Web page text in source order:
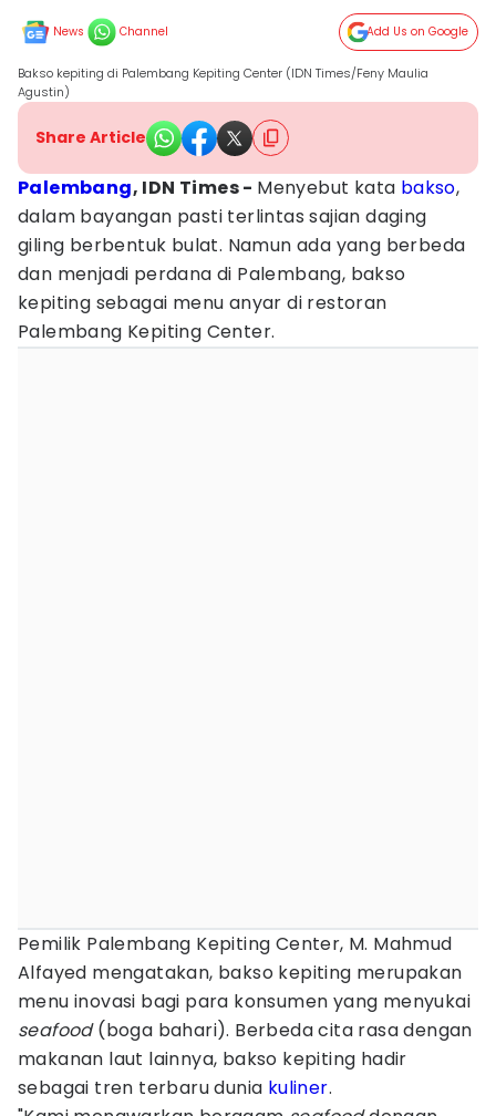
News Channel Add Us on Google
Bakso kepiting di Palembang Kepiting Center (IDN Times/Feny Maulia
Agustin)
Share Article
Palembang, IDN Times - Menyebut kata bakso,
dalam bayangan pasti terlintas sajian daging
giling berbentuk bulat. Namun ada yang berbeda
dan menjadi perdana di Palembang, bakso
kepiting sebagai menu anyar di restoran
Palembang Kepiting Center.
Pemilik Palembang Kepiting Center, M. Mahmud
Alfayed mengatakan, bakso kepiting merupakan
menu inovasi bagi para konsumen yang menyukai
seafood(boga bahari). Berbeda cita rasa dengan
makanan laut lainnya, bakso kepiting hadir
sebagai tren terbaru dunia kuliner.